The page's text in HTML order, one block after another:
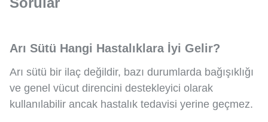
Arı Sütü Hangi Hastalıklara İyi Gelir?
Arı sütü bir ilaç değildir, bazı durumlarda bağışıklığı
ve genel vücut direncini destekleyici olarak
kullanılabilir ancak hastalık tedavisi yerine geçmez.